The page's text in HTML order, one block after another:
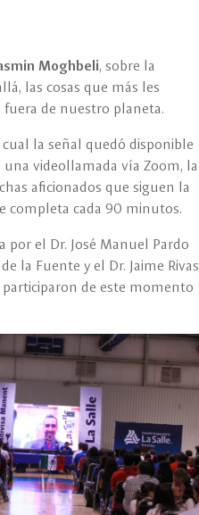
Moghbeli, sobre la
las cosas que más les
fuera de nuestro planeta.
cual la señal quedó disponible
videollamada vía Zoom, la
aficionados que siguen la
completa cada 90 minutos.
por el Dr. José Manuel Pardo
la Fuente y el Dr. Jaime Rivas
de este momento